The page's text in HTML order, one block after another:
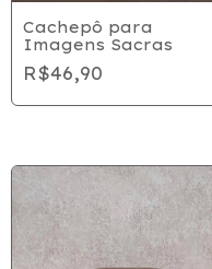
Cachepô para
Imagens Sacras
R$46,90